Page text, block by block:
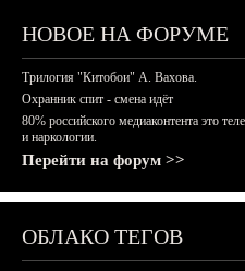
НОВОЕ НА ФОРУМЕ
Трилогия "Китобои" А. Вахова.
Охранник спит - смена идёт
80% российского медиаконтента это
и наркологии.
Перейти на форум >>
ОБЛАКО ТЕГОВ